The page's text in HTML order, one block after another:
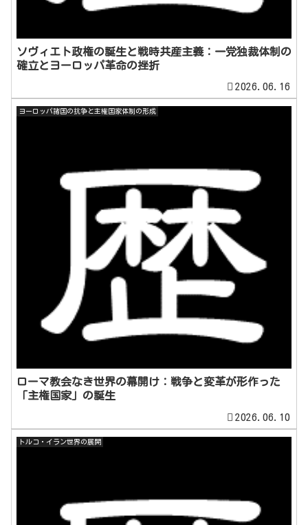
ソヴィエト政権の誕生と戦時共産主義：一党独裁体制の
確立とヨーロッパ革命の挫折
2026.06.16
ヨーロッパ諸国の抗争と主権国家体制の形成
ローマ教会なき世界の幕開け：戦争と変革が形作った
「主権国家」の誕生
2026.06.10
トルコ・イラン世界の展開